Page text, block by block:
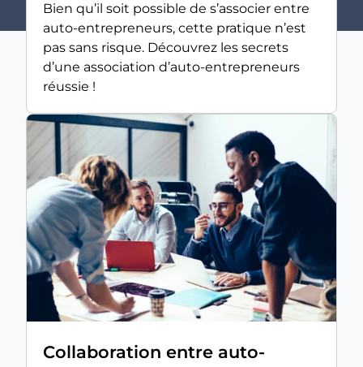
Bien qu’il soit possible de s’associer entre
auto-entrepreneurs, cette pratique n’est
pas sans risque. Découvrez les secrets
d’une association d’auto-entrepreneurs
réussie !
Collaboration entre auto-